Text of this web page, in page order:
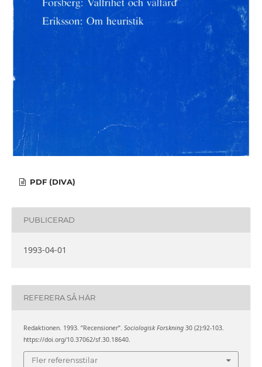
PDF (DIVA)
PUBLICERAD
1993-04-01
REFERERA SÅ HÄR
Redaktionen. 1993. ”Recensioner”. Sociologisk Forskning30 (2):92-103.
https://doi.org/10.37062/sf.30.18640.
Fler referensstilar